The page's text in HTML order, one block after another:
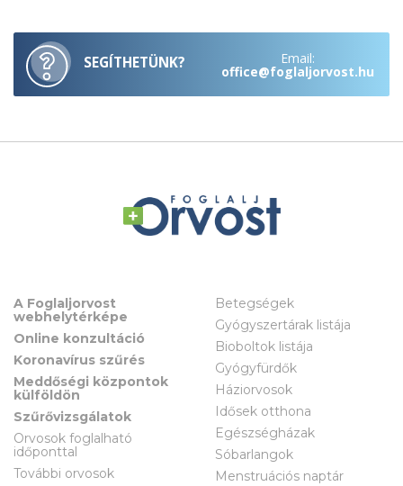
SEGÍTHETÜNK? Email:
office@foglaljorvost.hu
A Foglaljorvost
webhelytérképe
Online konzultáció
Koronavírus szűrés
Meddőségi központok
külföldön
Szűrővizsgálatok
Orvosok foglalható
időponttal
További orvosok
Betegségek
Gyógyszertárak listája
Bioboltok listája
Gyógyfürdők
Háziorvosok
Idősek otthona
Egészségházak
Sóbarlangok
Menstruációs naptár